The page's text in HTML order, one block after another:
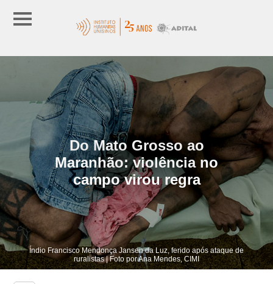
Do Mato Grosso ao
Maranhão: violência no
campo virou regra
Índio Francisco Mendonça Jansen da Luz, ferido após ataque de
ruralistas | Foto por Ana Mendes, CIMI